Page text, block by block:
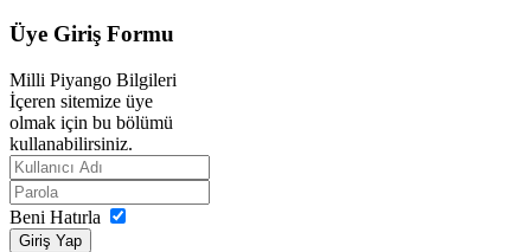
Üye Giriş Formu
Milli Piyango Bilgileri
İçeren sitemize üye
olmak için bu bölümü
kullanabilirsiniz.
Beni Hatırla
Giriş Yap